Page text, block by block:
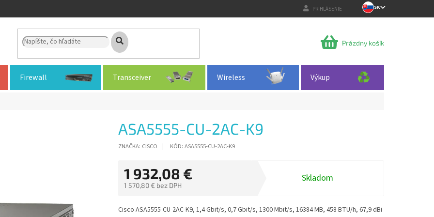
PRIHLÁSENIE SK
NÁKUPNÝ
Prázdny košík
Firewall Transceiver Wireless Výkup
ASA5555-CU-2AC-K9
ZNAČKA: CISCO KÓD: ASA5555-CU-2AC-K9
1 932,08 €
1 570,80 € bez DPH
cena:
Skladom
Cisco ASA5555-CU-2AC-K9, 1,4 Gbit/s, 0,7 Gbit/s, 1300 Mbit/s, 16384 MB, 458 BTU/h, 67,9 dBi